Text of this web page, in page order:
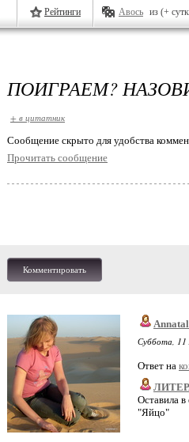
Рейтинги Авось из (+
ПОИГРАЕМ?
+ в цитатник
Cообщение скрыто для удобства
Прочитать сообщение
Комментировать
Суббота, 11
Ответ на
Оставила
"Яйцо"